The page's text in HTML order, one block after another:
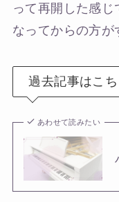
って再開した感
なってからの方が
過去記事はこち
あわせて読みたい